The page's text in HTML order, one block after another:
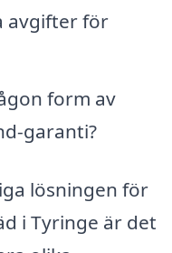
avgifter för
form av
garanti?
lösningen för
i Tyringe är det